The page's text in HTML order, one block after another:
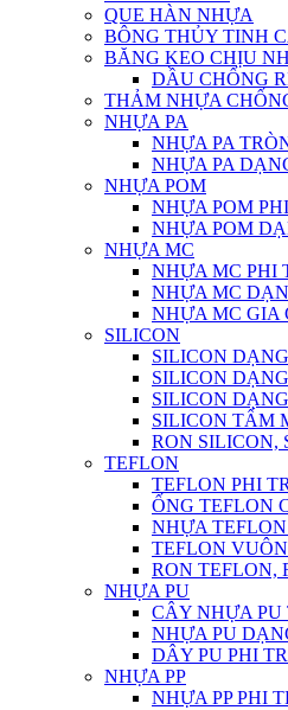
QUE HÀN NHỰA
BÔNG THỦY TINH
BĂNG KEO CHỊU
DẦU CHỐNG
THẢM NHỰA
NHỰA PA
NHỰA PA
NHỰA PA
NHỰA POM
NHỰA POM
NHỰA POM
NHỰA MC
NHỰA MC PHI
NHỰA MC
NHỰA MC GIA
SILICON
SILICON
SILICON
SILICON
SILICON TẤM
RON SILICON,
TEFLON
TEFLON PHI
ỐNG TEFLON
NHỰA
TEFLON
RON TEFLON,
NHỰA PU
CÂY NHỰA PU
NHỰA PU
DÂY PU PHI
NHỰA PP
NHỰA PP PHI